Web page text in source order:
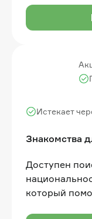
Знакомства
Истекает
Доступен
который